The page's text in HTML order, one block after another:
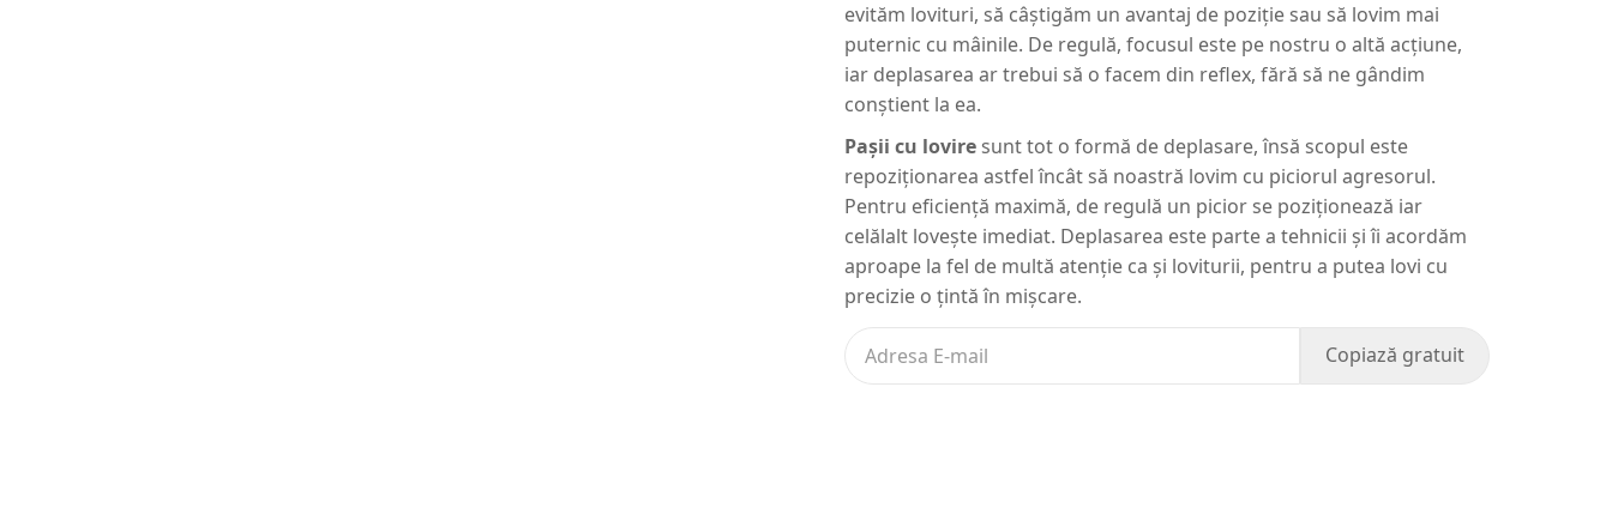
evităm lovituri, să câștigăm un avantaj de poziție sau să lovim mai
puternic cu mâinile. De regulă, focusul este pe nostru o altă acțiune,
iar deplasarea ar trebui să o facem din reflex, fără să ne gândim
conștient la ea.
Pașii cu lovire sunt tot o formă de deplasare, însă scopul este
repoziționarea astfel încât să noastră lovim cu piciorul agresorul.
Pentru eficiență maximă, de regulă un picior se poziționează iar
celălalt lovește imediat. Deplasarea este parte a tehnicii și îi acordăm
aproape la fel de multă atenție ca și loviturii, pentru a putea lovi cu
precizie o țintă în mișcare.
Copiază gratuit